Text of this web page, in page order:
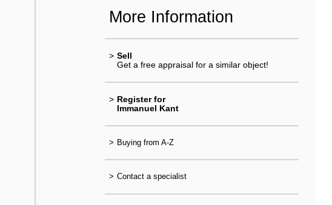
More Information
> Sell
Get a free appraisal for a similar object!
> Register for
Immanuel Kant
> Buying from A-Z
> Contact a specialist